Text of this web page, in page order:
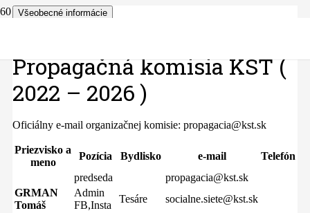
Všeobecné informácie
Propagačná komisia KST (
2022 – 2026 )
Oficiálny e-mail organizačnej komisie: propagacia@kst.sk
Priezvisko a
meno
Pozícia Bydlisko e-mail
Telefón
predseda
propagacia@kst.sk
GRMAN
Tomáš
Admin
FB,Insta
Tesáre socialne.siete@kst.sk